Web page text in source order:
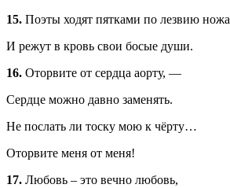
15. Поэты ходят пятками по лезвию ножа
И режут в кровь свои босые души.
16. Оторвите от сердца аорту, —
Сердце можно давно заменять.
Не послать ли тоску мою к чёрту…
Оторвите меня от меня!
17. Любовь – это вечно любовь,